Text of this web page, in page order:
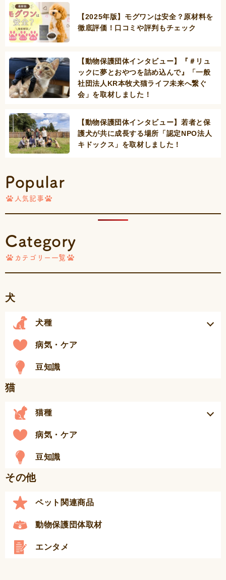
【2025年版】モグワンは安全？原材料を
徹底評価！口コミや評判もチェック
【動物保護団体インタビュー】『＃リュ
ックに夢とおやつを詰め込んで』「一般
社団法人KR本牧犬猫ライフ未来へ繋ぐ
会」を取材しました！
【動物保護団体インタビュー】若者と保
護犬が共に成長する場所「認定NPO法人
キドックス」を取材しました！
Popular
人気記事
Category
カテゴリー一覧
犬
犬種
病気・ケア
豆知識
猫
猫種
病気・ケア
豆知識
その他
ペット関連商品
動物保護団体取材
エンタメ